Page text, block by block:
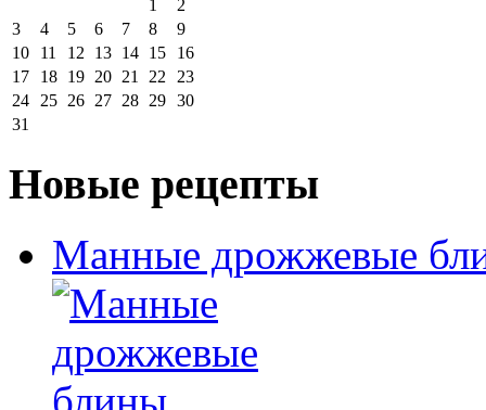
1
2
3
4 5 6 7 8
9
10
11 12 13 14 15
16
17
18 19 20 21 22 23
24 25 26 27 28 29 30
31
Новые рецепты
Манные дрожжевые